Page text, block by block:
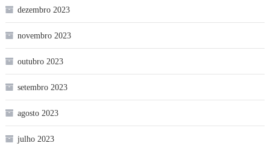
dezembro 2023
novembro 2023
outubro 2023
setembro 2023
agosto 2023
julho 2023